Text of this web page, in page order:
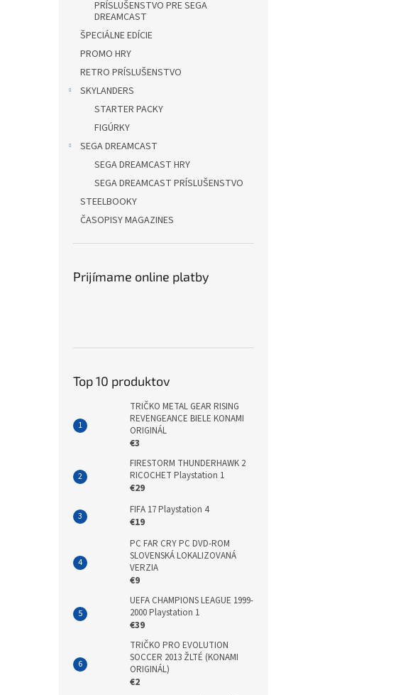
PRÍSLUŠENSTVO PRE SEGA
DREAMCAST
ŠPECIÁLNE EDÍCIE
PROMO HRY
RETRO PRÍSLUŠENSTVO
SKYLANDERS
STARTER PACKY
FIGÚRKY
SEGA DREAMCAST
SEGA DREAMCAST HRY
SEGA DREAMCAST PRÍSLUŠENSTVO
STEELBOOKY
ČASOPISY MAGAZINES
Prijímame online platby
Top 10 produktov
TRIČKO METAL GEAR RISING
REVENGEANCE BIELE KONAMI
ORIGINÁL
€3
FIRESTORM THUNDERHAWK 2
RICOCHET Playstation 1
€29
FIFA 17 Playstation 4
€19
PC FAR CRY PC DVD-ROM
SLOVENSKÁ LOKALIZOVANÁ
VERZIA
€9
UEFA CHAMPIONS LEAGUE 1999-
2000 Playstation 1
€39
TRIČKO PRO EVOLUTION
SOCCER 2013 ŽLTÉ (KONAMI
ORIGINÁL)
€2